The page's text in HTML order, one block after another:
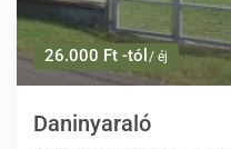
26.000 Ft -tól / éj
Daninyaraló